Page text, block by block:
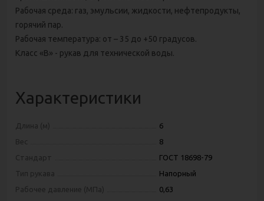
Рабочая среда: газ, эмульсии, жидкости, нефтепродукты,
горячий пар.
Рабочая температура: от – 35 до +50 градусов.
Класс «В» - рукав для технической воды.
Характеристики
Длина (м)
6
Вес
8
Стандарт
ГОСТ 18698-79
Тип рукава
Напорный
Рабочее давление (МПа)
0,63